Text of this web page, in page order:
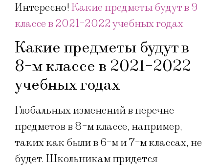
Интересно!Какие предметы будут в 9
классе в 2021-2022 учебных годах
Какие предметы будут в
8-м классе в 2021-2022
учебных годах
Глобальных изменений в перечне
предметов в 8-м классе, например,
таких как были в 6-м и 7-м классах, не
будет. Школьникам придется